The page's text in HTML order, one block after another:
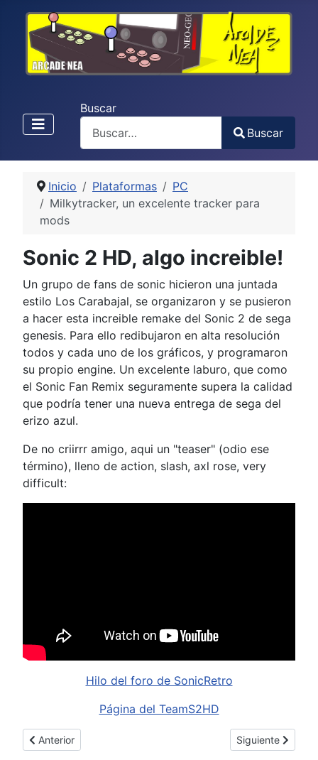
Buscar
Buscar
Inicio Plataformas
PC
Milkytracker, un excelente tracker para
mods
Sonic 2 HD, algo increible!
Un grupo de fans de sonic hicieron una juntada
estilo Los Carabajal, se organizaron y se pusieron
a hacer esta increible remake del Sonic 2 de sega
genesis. Para ello redibujaron en alta resolución
todos y cada uno de los gráficos, y programaron
su propio engine. Un excelente laburo, que como
el Sonic Fan Remix seguramente supera la calidad
que podría tener una nueva entrega de sega del
erizo azul.
De no criirrr amigo, aqui un "teaser" (odio ese
término), lleno de action, slash, axl rose, very
difficult:
Hilo del foro de SonicRetro
Página del TeamS2HD
Artículo anterior: Samurai Shodown VI dumpeado y emulado!
Anterior Artículo
Siguiente